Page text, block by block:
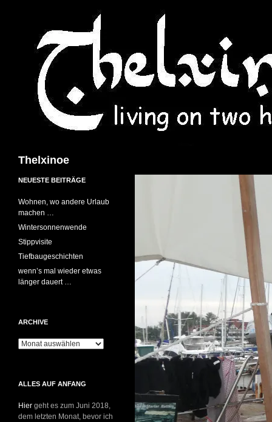
Thelxinoe
NEUESTE BEITRÄGE
Wohnen, wo andere Urlaub
machen …
Wintersonnenwende
Stippvisite
Tiefbaugeschichten
wenn’s mal wieder etwas
länger dauert …
ARCHIVE
Archive
ALLES AUF ANFANG
Hier geht es zum Juni 2018,
dem letzten Monat, bevor ich